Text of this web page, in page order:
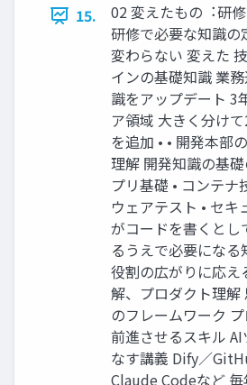
15.
02 変えたもの︓研
研修で必要な知識の
変わらない 変えた
インの基礎知識 業
識をアップデート 3
ア領域 ⼤きく分け
を追加 • • 開発本部
理解 開発知識の基
プリ基礎 • コンテナ
ウェアテスト • セキ
がコードを書くとし
るうえで必要になる
役割の広がりに応え
解、プロダクト理解
のフレームワーク
前進させるスキル
なす講義 Dify／
Claude Codeなど